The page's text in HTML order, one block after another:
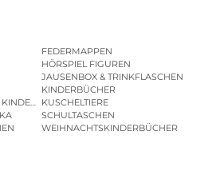
FEDERMAPPEN
HÖRSPIEL FIGUREN
JAUSENBOX & TRINKFLASCHEN
KINDERBÜCHER
KUSCHELTIERE
SCHULTASCHEN
WEIHNACHTSKINDERBÜCHER